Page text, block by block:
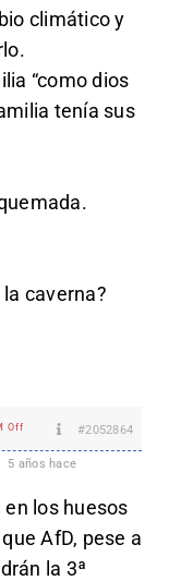
climático y
“como dios
tenía sus
caverna?
Off #2052864
5 años hace
en los huesos
AfD, pese a
la 3ª